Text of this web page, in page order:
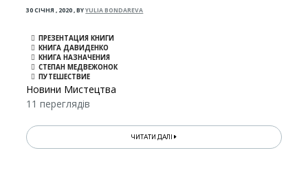
30 СІЧНЯ , 2020,BYYULIA BONDAREVA
ПРЕЗЕНТАЦИЯ КНИГИ
КНИГА ДАВИДЕНКО
КНИГА НАЗНАЧЕНИЯ
СТЕПАН МЕДВЕЖОНОК
ПУТЕШЕСТВИЕ
Новини Мистецтва
11 переглядів
ЧИТАТИ ДАЛІ